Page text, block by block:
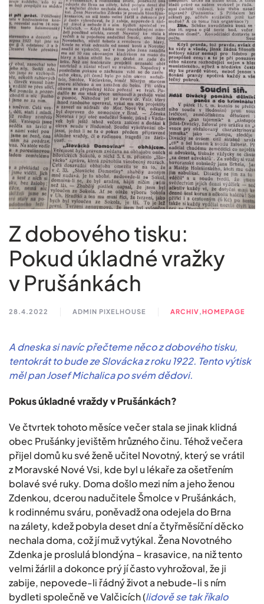
Z dobového tisku:
Pokud úkladné vražky
v Prušánkách
28.4.2022 ADMIN PIXELHOUSE ARCHIV,HOMEPAGE
A dneska si navíc přečteme něco z dobového tisku,
tentokrát to bude ze Slovácka z roku 1922. Tento výtisk
měl pan Josef Michalica po svém dědovi.
Pokus úkladné vraždy v Prušánkách?
Ve čtvrtek tohoto měsíce večer stala se jinak klidná
obec Prušánky jevištěm hrůzného činu. Téhož večera
přijel domů ku své ženě učitel Novotný, který se vrátil
z Moravské Nové Vsi, kde byl u lékaře za ošetřením
bolavé své ruky. Doma došlo mezi ním a jeho ženou
Zdenkou, dcerou nadučitele Šmolce v Prušánkách,
k rodinnému sváru, poněvadž ona odejela do Brna
na zálety, kdež pobyla deset dní a čtyřměsíční děcko
nechala doma, což jí muž vytýkal. Žena Novotného
Zdenka je proslulá blondýna – krasavice, na niž tento
velmi žárlil a dokonce prý jí často vyhrožoval, že ji
zabije, nepovede-li řádný život a nebude-li s ním
bydleti společně ve Valčicích (lidově se tak říkalo